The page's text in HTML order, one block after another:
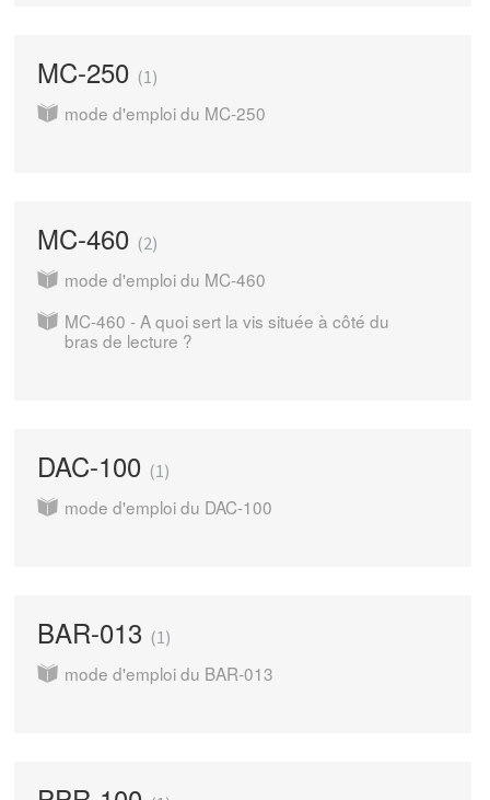
MC-250 1
mode d'emploi du MC-250
MC-460 2
mode d'emploi du MC-460
MC-460 - A quoi sert la vis située à côté du
bras de lecture ?
DAC-100 1
mode d'emploi du DAC-100
BAR-013 1
mode d'emploi du BAR-013